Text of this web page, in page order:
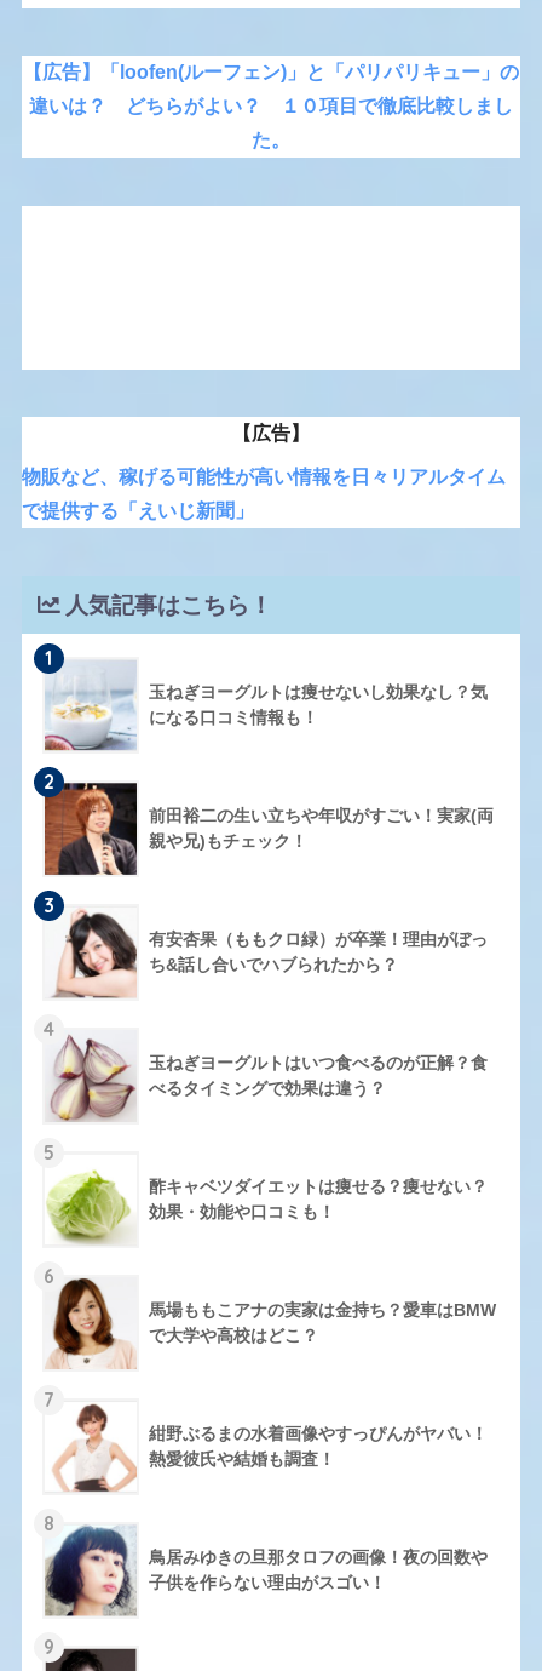
【広告】「loofen(ルーフェン)」と「パリパリキュー」の
違いは？ どちらがよい？ １０項目で徹底比較しまし
た。
【広告】
物販など、稼げる可能性が高い情報を日々リアルタイム
で提供する「えいじ新聞」
人気記事はこちら！
1
玉ねぎヨーグルトは痩せないし効果なし？気
になる口コミ情報も！
2
前田裕二の生い立ちや年収がすごい！実家(両
親や兄)もチェック！
3
有安杏果（ももクロ緑）が卒業！理由がぼっ
ち&話し合いでハブられたから？
4
玉ねぎヨーグルトはいつ食べるのが正解？食
べるタイミングで効果は違う？
5
酢キャベツダイエットは痩せる？痩せない？
効果・効能や口コミも！
6
馬場ももこアナの実家は金持ち？愛車はBMW
で大学や高校はどこ？
7
紺野ぶるまの水着画像やすっぴんがヤバい！
熱愛彼氏や結婚も調査！
8
鳥居みゆきの旦那タロフの画像！夜の回数や
子供を作らない理由がスゴい！
9